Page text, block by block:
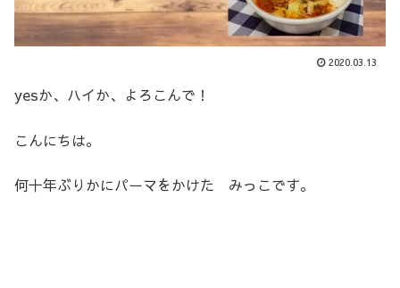
2020.03.13
yesか、ハイか、よろこんで！
こんにちは。
何十年ぶりかにパーマをかけた みっこです。